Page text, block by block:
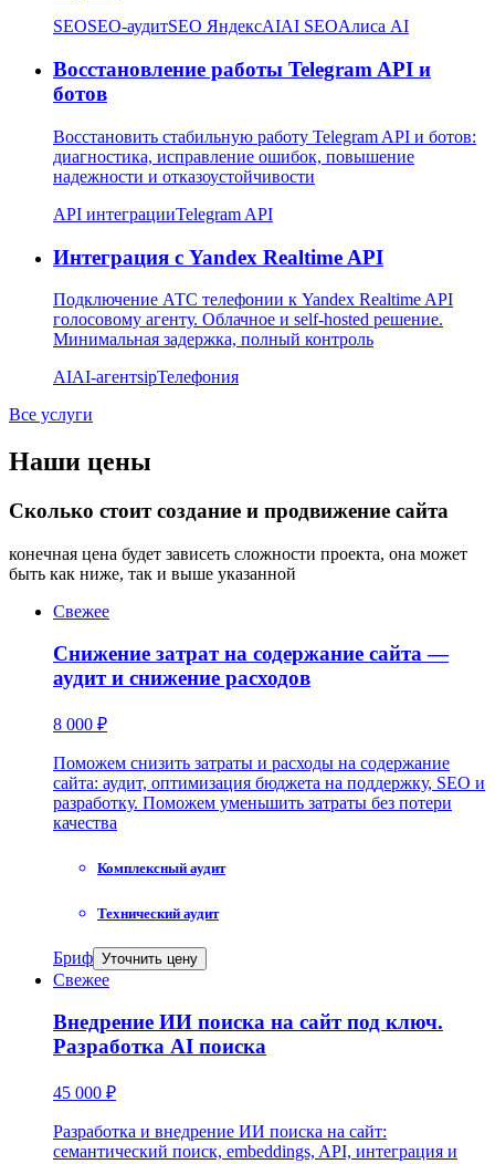
SEOSEO-аудитSEO ЯндексAIAI SEOАлиса AI
Восстановление работы Telegram API и
ботов
Восстановить стабильную работу Telegram API и ботов:
диагностика, исправление ошибок, повышение
надежности и отказоустойчивости
API интеграцииTelegram API
Интеграция с Yandex Realtime API
Подключение АТС телефонии к Yandex Realtime API
голосовому агенту. Облачное и self-hosted решение.
Минимальная задержка, полный контроль
AIAI-агентsipТелефония
Все услуги
Наши цены
Сколько стоит создание и продвижение сайта
конечная цена будет зависеть сложности проекта, она может
быть как ниже, так и выше указанной
Свежее
Снижение затрат на содержание сайта —
аудит и снижение расходов
8 000 ₽
Поможем снизить затраты и расходы на содержание
сайта: аудит, оптимизация бюджета на поддержку, SEO и
разработку. Поможем уменьшить затраты без потери
качества
Комплексный аудит
Технический аудит
Бриф Уточнить цену
Свежее
Внедрение ИИ поиска на сайт под ключ.
Разработка AI поиска
45 000 ₽
Разработка и внедрение ИИ поиска на сайт:
семантический поиск, embeddings, API, интеграция и